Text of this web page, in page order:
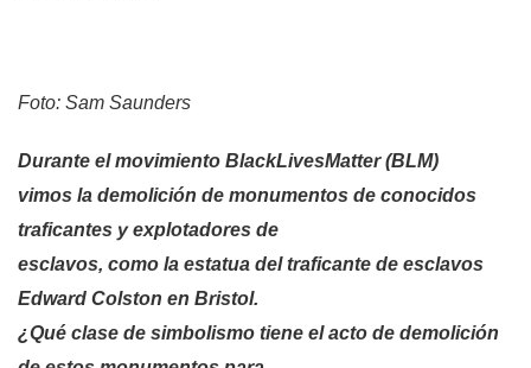
Foto: Sam Saunders
Durante el movimiento BlackLivesMatter (BLM)
vimos la demolición de monumentos de conocidos
traficantes y explotadores de
esclavos, como la estatua del traficante de esclavos
Edward Colston en Bristol.
¿Qué clase de simbolismo tiene el acto de demolición